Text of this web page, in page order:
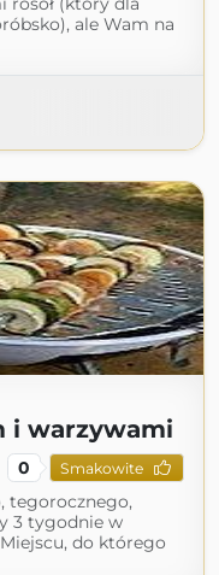
ale Wam na
i warzywami
0 Smakowite
tegorocznego,
3 tygodnie w
do którego